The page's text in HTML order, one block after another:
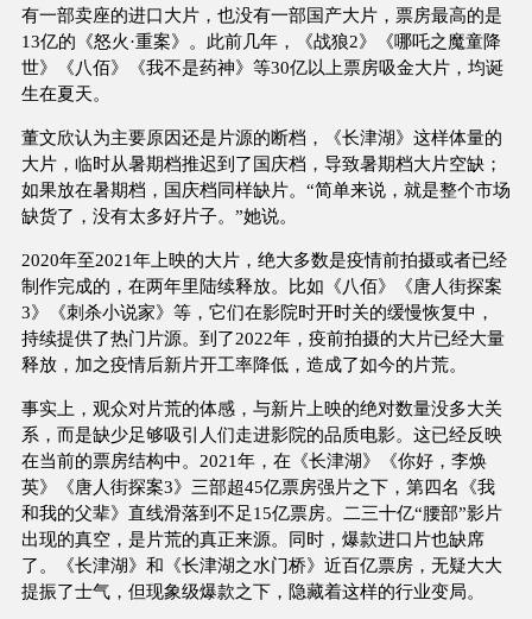
有一部卖座的进口大片，也没有一部国产大片，票房最高的是
13亿的《怒火·重案》。此前几年，《战狼2》《哪吒之魔童降
世》《八佰》《我不是药神》等30亿以上票房吸金大片，均诞
生在夏天。
董文欣认为主要原因还是片源的断档，《长津湖》这样体量的
大片，临时从暑期档推迟到了国庆档，导致暑期档大片空缺；
如果放在暑期档，国庆档同样缺片。“简单来说，就是整个市场
缺货了，没有太多好片子。”她说。
2020年至2021年上映的大片，绝大多数是疫情前拍摄或者已经
制作完成的，在两年里陆续释放。比如《八佰》《唐人街探案
3》《刺杀小说家》等，它们在影院时开时关的缓慢恢复中，
持续提供了热门片源。到了2022年，疫前拍摄的大片已经大量
释放，加之疫情后新片开工率降低，造成了如今的片荒。
事实上，观众对片荒的体感，与新片上映的绝对数量没多大关
系，而是缺少足够吸引人们走进影院的品质电影。这已经反映
在当前的票房结构中。2021年，在《长津湖》《你好，李焕
英》《唐人街探案3》三部超45亿票房强片之下，第四名《我
和我的父辈》直线滑落到不足15亿票房。二三十亿“腰部”影片
出现的真空，是片荒的真正来源。同时，爆款进口片也缺席
了。《长津湖》和《长津湖之水门桥》近百亿票房，无疑大大
提振了士气，但现象级爆款之下，隐藏着这样的行业变局。